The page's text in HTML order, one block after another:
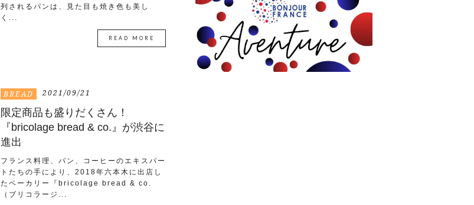
列されるパンは、見た目も焼き色も美し
く...
READ MORE
BREAD 2021/09/21
限定商品も盛りだくさん！
『bricolage bread & co.』が渋谷に
進出
フランス料理、パン、コーヒーのエキスパー
トたちの手により、2018年六本木に出店し
たベーカリー『bricolage bread & co.
（ブリコラージ...